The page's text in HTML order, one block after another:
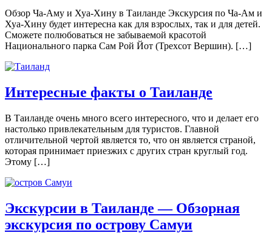
Обзор Ча-Аму и Хуа-Хину в Таиланде Экскурсия по Ча-Ам и
Хуа-Хину будет интересна как для взрослых, так и для детей.
Сможете полюбоваться не забываемой красотой
Национального парка Сам Рой Йот (Трехсот Вершин). […]
Интересные факты о Таиланде
В Таиланде очень много всего интересного, что и делает его
настолько привлекательным для туристов. Главной
отличительной чертой является то, что он является страной,
которая принимает приезжих с других стран круглый год.
Этому […]
Экскурсии в Таиланде — Обзорная
экскурсия по острову Самуи